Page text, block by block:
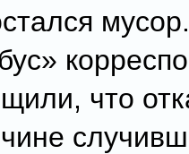
что